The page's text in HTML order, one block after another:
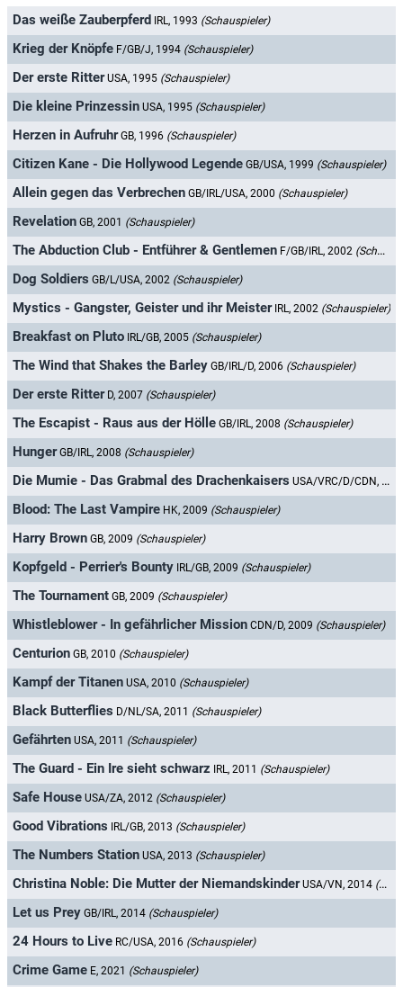
Das weiße Zauberpferd IRL, 1993 (Schauspieler)
Krieg der Knöpfe F/GB/J, 1994 (Schauspieler)
Der erste Ritter USA, 1995 (Schauspieler)
Die kleine Prinzessin USA, 1995 (Schauspieler)
Herzen in Aufruhr GB, 1996 (Schauspieler)
Citizen Kane - Die Hollywood Legende GB/USA, 1999 (Schauspieler)
Allein gegen das Verbrechen GB/IRL/USA, 2000 (Schauspieler)
Revelation GB, 2001 (Schauspieler)
The Abduction Club - Entführer & Gentlemen F/GB/IRL, 2002 (Schauspieler)
Dog Soldiers GB/L/USA, 2002 (Schauspieler)
Mystics - Gangster, Geister und ihr Meister IRL, 2002 (Schauspieler)
Breakfast on Pluto IRL/GB, 2005 (Schauspieler)
The Wind that Shakes the Barley GB/IRL/D, 2006 (Schauspieler)
Der erste Ritter D, 2007 (Schauspieler)
The Escapist - Raus aus der Hölle GB/IRL, 2008 (Schauspieler)
Hunger GB/IRL, 2008 (Schauspieler)
Die Mumie - Das Grabmal des Drachenkaisers USA/VRC/D/CDN, 2008
Blood: The Last Vampire HK, 2009 (Schauspieler)
Harry Brown GB, 2009 (Schauspieler)
Kopfgeld - Perrier's Bounty IRL/GB, 2009 (Schauspieler)
The Tournament GB, 2009 (Schauspieler)
Whistleblower - In gefährlicher Mission CDN/D, 2009 (Schauspieler)
Centurion GB, 2010 (Schauspieler)
Kampf der Titanen USA, 2010 (Schauspieler)
Black Butterflies D/NL/SA, 2011 (Schauspieler)
Gefährten USA, 2011 (Schauspieler)
The Guard - Ein Ire sieht schwarz IRL, 2011 (Schauspieler)
Safe House USA/ZA, 2012 (Schauspieler)
Good Vibrations IRL/GB, 2013 (Schauspieler)
The Numbers Station USA, 2013 (Schauspieler)
Christina Noble: Die Mutter der Niemandskinder USA/VN, 2014 (Schauspieler)
Let us Prey GB/IRL, 2014 (Schauspieler)
24 Hours to Live RC/USA, 2016 (Schauspieler)
Crime Game E, 2021 (Schauspieler)